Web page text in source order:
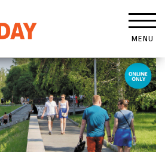
MENU